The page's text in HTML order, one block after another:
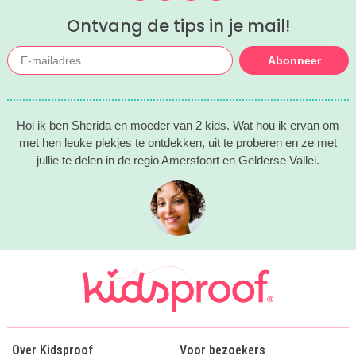
gaan!
Ontvang de tips in je mail!
Abonneer
Hoi ik ben Sherida en moeder van 2 kids. Wat hou ik ervan om
met hen leuke plekjes te ontdekken, uit te proberen en ze met
jullie te delen in de regio Amersfoort en Gelderse Vallei.
Over Kidsproof Voor bezoekers